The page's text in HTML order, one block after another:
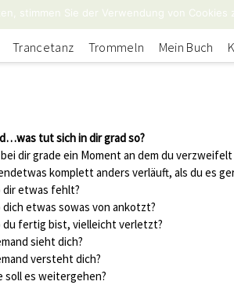
Trancetanz Trommeln Mein Buch
tut sich in dir grad so?
dir grade ein Moment an dem du
komplett anders verläuft, als du es
dir etwas fehlt?
dich etwas sowas von ankotzt?
du fertig bist, vielleicht verletzt?
sieht dich?
versteht dich?
soll es weitergehen?
stimmen Sie der Verwendung von Cookies